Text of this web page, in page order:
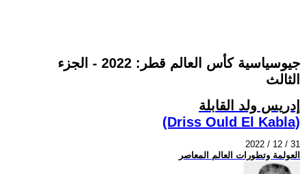
جيوسياسية كأس العالم قطر: 2022 - الجزء
الثالث
إدريس ولد القابلة
(Driss Ould El Kabla)
2022 / 12 / 31
العولمة وتطورات العالم المعاصر